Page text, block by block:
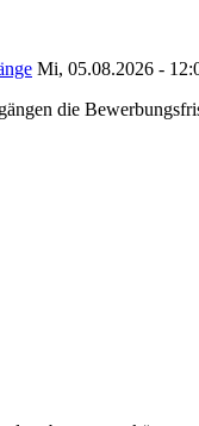
Mi, 05.08.2026 -
die